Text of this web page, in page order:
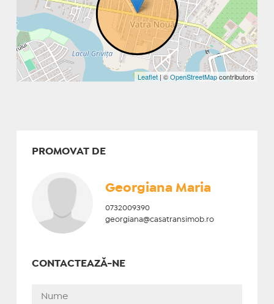
Leaflet| ©OpenStreetMapcontributors
PROMOVAT DE
Georgiana Maria
0732009390
georgiana@casatransimob.ro
CONTACTEAZĂ-NE